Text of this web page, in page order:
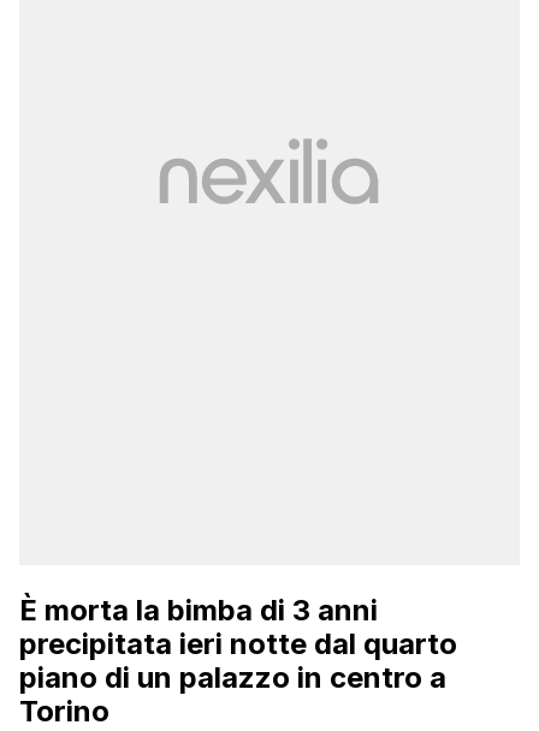
È morta la bimba di 3 anni
precipitata ieri notte dal quarto
piano di un palazzo in centro a
Torino